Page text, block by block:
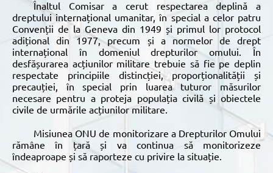
Înaltul Comisar a cerut respectarea deplină a
dreptului internațional umanitar, în special a celor patru
Convenții de la Geneva din 1949 și primul lor protocol
adițional din 1977, precum și a normelor de drept
internațional în domeniul drepturilor omului. În
desfășurarea acțiunilor militare trebuie să fie pe deplin
respectate principiile distincției, proporționalității și
precauției, în special prin luarea tuturor măsurilor
necesare pentru a proteja populația civilă și obiectele
civile de urmările acțiunilor militare.
Misiunea ONU de monitorizare a Drepturilor Omului
rămâne în țară și va continua să monitorizeze
îndeaproape și să raporteze cu privire la situație.